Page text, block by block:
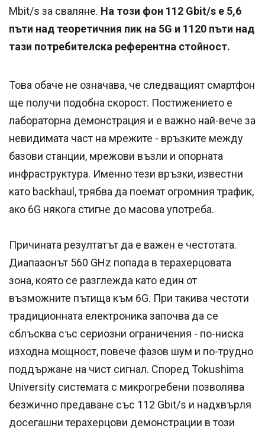
Mbit/s за сваляне. На този фон 112 Gbit/s е 5,6
пъти над теоретичния пик на 5G и 1120 пъти над
тази потребителска референтна стойност.
Това обаче не означава, че следващият смартфон
ще получи подобна скорост. Постижението е
лабораторна демонстрация и е важно най-вече за
невидимата част на мрежите - връзките между
базови станции, мрежови възли и опорната
инфраструктура. Именно тези връзки, известни
като backhaul, трябва да поемат огромния трафик,
ако 6G някога стигне до масова употреба.
Причината резултатът да е важен е честотата.
Диапазонът 560 GHz попада в терахерцовата
зона, която се разглежда като един от
възможните пътища към 6G. При такива честоти
традиционната електроника започва да се
сблъсква със сериозни ограничения - по-ниска
изходна мощност, повече фазов шум и по-трудно
поддържане на чист сигнал. Според Tokushima
University системата с микрогребени позволява
безжично предаване със 112 Gbit/s и надхвърля
досегашни терахерцови демонстрации в този